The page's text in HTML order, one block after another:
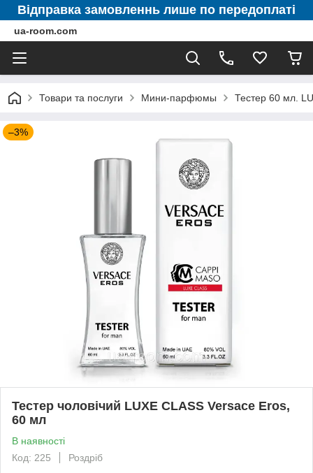
Відправка замовленнь лише по передоплаті
ua-room.com
Товари та послуги Мини-парфюмы Тестер 60 мл.
–3%
Тестер чоловічий LUXE CLASS Versace Eros,
60 мл
В наявності
Код: 225
Роздріб